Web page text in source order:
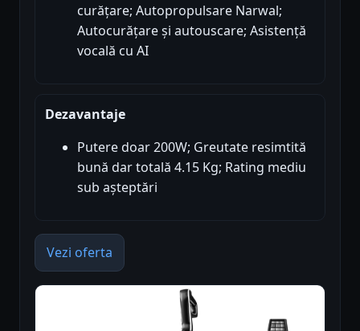
curățare; Autopropulsare Narwal;
Autocurățare și autouscare; Asistență
vocală cu AI
Dezavantaje
Putere doar 200W; Greutate resimtită
bună dar totală 4.15 Kg; Rating mediu
sub așteptări
Vezi oferta